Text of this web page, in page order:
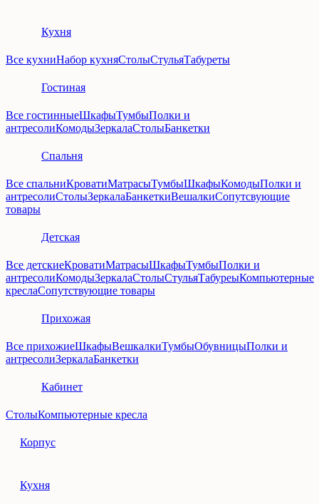
Кухня
Все кухниНабор кухняСтолыСтульяТабуреты
Гостиная
Все гостинныеШкафыТумбыПолки и
антресолиКомодыЗеркалаСтолыБанкетки
Спальня
Все спальниКроватиМатрасыТумбыШкафыКомодыПолки и
антресолиСтолыЗеркалаБанкеткиВешалкиСопутсвующие
товары
Детская
Все детскиеКроватиМатрасыШкафыТумбыПолки и
антресолиКомодыЗеркалаСтолыСтульяТабуреыКомпьютерные
креслаСопутствующие товары
Прихожая
Все прихожиеШкафыВешкалкиТумбыОбувницыПолки и
антресолиЗеркалаБанкетки
Кабинет
СтолыКомпьютерные кресла
Корпус
Кухня